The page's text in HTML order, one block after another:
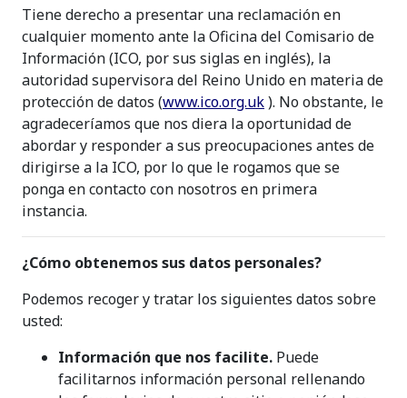
Tiene derecho a presentar una reclamación en
cualquier momento ante la Oficina del Comisario de
Información (ICO, por sus siglas en inglés), la
autoridad supervisora del Reino Unido en materia de
protección de datos (www.ico.org.uk). No obstante, le
agradeceríamos que nos diera la oportunidad de
abordar y responder a sus preocupaciones antes de
dirigirse a la ICO, por lo que le rogamos que se
ponga en contacto con nosotros en primera
instancia.
¿Cómo obtenemos sus datos personales?
Podemos recoger y tratar los siguientes datos sobre
usted:
Información que nos facilite. Puede
facilitarnos información personal rellenando